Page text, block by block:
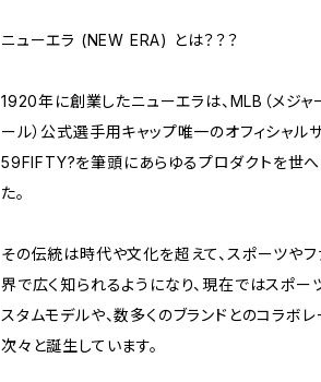
ニューエラ (NEW ERA) とは？？？
1920年に創業したニューエラは、MLB（メジャ
ール）公式選手用キャップ唯一のオフィシャル
59FIFTY?を筆頭にあらゆるプロダクトを世へ
た。
その伝統は時代や文化を超えて、スポーツやフ
界で広く知られるようになり、現在ではスポー
スタムモデルや、数多くのブランドとのコラボ
次々と誕生しています。